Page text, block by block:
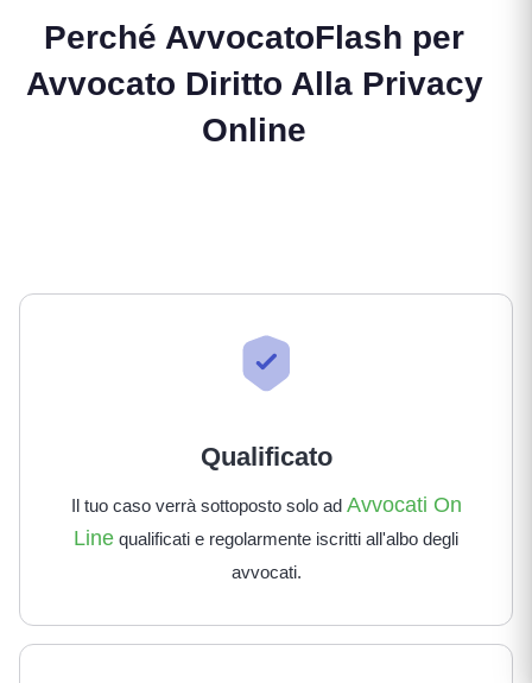
Perché AvvocatoFlash per
Avvocato Diritto Alla Privacy
Online
Qualificato
Il tuo caso verrà sottoposto solo ad Avvocati On
Line qualificati e regolarmente iscritti all'albo degli
avvocati.